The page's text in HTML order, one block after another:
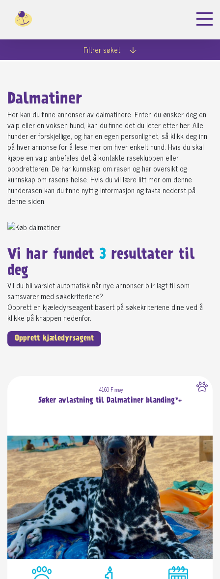
Filtrer søket
Dalmatiner
Her kan du finne annonser av dalmatinere. Enten du ønsker deg en
valp eller en voksen hund, kan du finne det du leter etter her. Alle
hunder er forskjellige, og har en egen personlighet, så klikk deg inn
på hver annonse for å lese mer om hver enkelt hund. Hvis du skal
kjøpe en valp anbefales det å kontakte raseklubben eller
oppdretteren. De har kunnskap om rasen og har oversikt og
kunnskap om rasens helse. Hvis du vil lære litt mer om denne
hunderasen kan du finne nyttig informasjon og fakta nederst på
denne siden.
Vi har fundet 3 resultater til
deg
Vil du bli varslet automatisk når nye annonser blir lagt til som
samsvarer med søkekriteriene?
Opprett en kjæledyrseagent basert på søkekriteriene dine ved å
klikke på knappen nedenfor.
Opprett kjæledyrsagent
4160 Finnøy
Søker avlastning til Dalmatiner blanding🐾